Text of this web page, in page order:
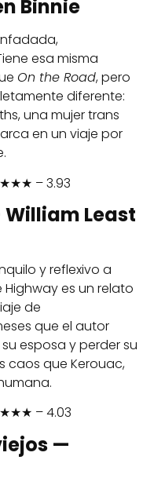
Binnie
esa misma
On the Road, pero
diferente:
una mujer trans
en un viaje por
– 3.93
Least
y reflexivo a
Highway es un relato
de
que el autor
esposa y perder su
caos que Kerouac,
– 4.03
—